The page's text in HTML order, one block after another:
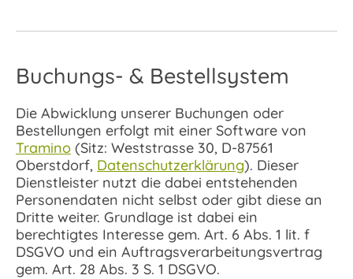
Buchungs- & Bestellsystem
Die Abwicklung unserer Buchungen oder
Bestellungen erfolgt mit einer Software von
Tramino (Sitz: Weststrasse 30, D-87561
Oberstdorf, Datenschutzerklärung). Dieser
Dienstleister nutzt die dabei entstehenden
Personendaten nicht selbst oder gibt diese an
Dritte weiter. Grundlage ist dabei ein
berechtigtes Interesse gem. Art. 6 Abs. 1 lit. f
DSGVO und ein Auftragsverarbeitungsvertrag
gem. Art. 28 Abs. 3 S. 1 DSGVO.